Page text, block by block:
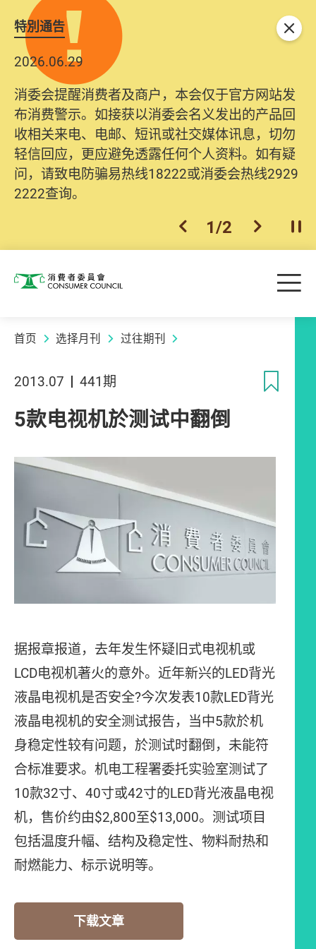
特別通告
2026.06.29
消委会提醒消费者及商户，本会仅于官方网站发
布消费警示。如接获以消委会名义发出的产品回
收相关来电、电邮、短讯或社交媒体讯息，切勿
轻信回应，更应避免透露任何个人资料。如有疑
问，请致电防骗易热线18222或消委会热线2929
2222查询。
上一个
1/2 下一个开
关闭
消费者委员会 目
首页 选择月刊 过往期刊
2013.07 441期
5款电视机於测试中翻倒
据报章报道，去年发生怀疑旧式电视机或
LCD电视机著火的意外。近年新兴的LED背光
液晶电视机是否安全?今次发表10款LED背光
液晶电视机的安全测试报告，当中5款於机
身稳定性较有问题，於测试时翻倒，未能符
合标准要求。机电工程署委托实验室测试了
10款32寸、40寸或42寸的LED背光液晶电视
机，售价约由$2,800至$13,000。测试项目
包括温度升幅、结构及稳定性、物料耐热和
耐燃能力、标示说明等。
下载文章